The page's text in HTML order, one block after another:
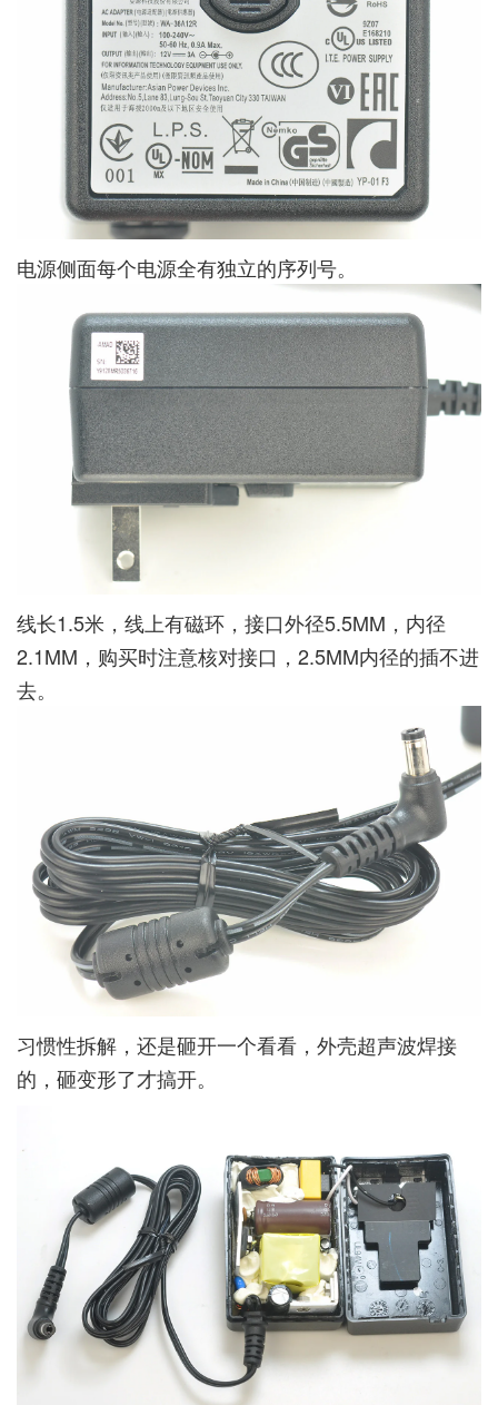
电源侧面每个电源全有独立的序列号。
线长1.5米，线上有磁环，接口外径5.5MM，内径
2.1MM，购买时注意核对接口，2.5MM内径的插不进
去。
习惯性拆解，还是砸开一个看看，外壳超声波焊接
的，砸变形了才搞开。